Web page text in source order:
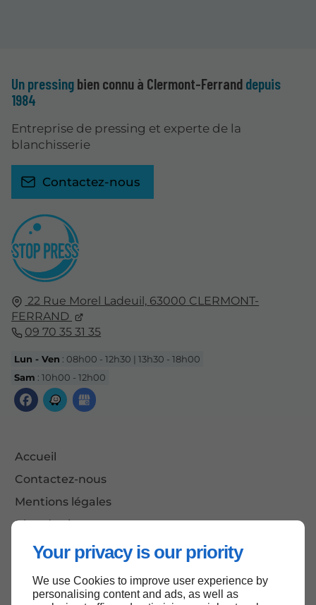
Your privacy is our priority
We use Cookies to improve user experience by
personalising content and ads, as well as
22 Rue Morel Ladeuil, 63000 CLERMONT-
FERRAND
09 70 35 31 35
Lun - Ven : 08h00 - 12h30 | 13h30 - 18h00
Sam : 10h00 - 12h00
Accueil
Contactez-nous
Mentions légales
Plan du site
Un pressing bien connu à Clermont-Ferrand depuis
1984
Entreprise de pressing et experte de la
blanchisserie
Contactez-nous
Haut de page